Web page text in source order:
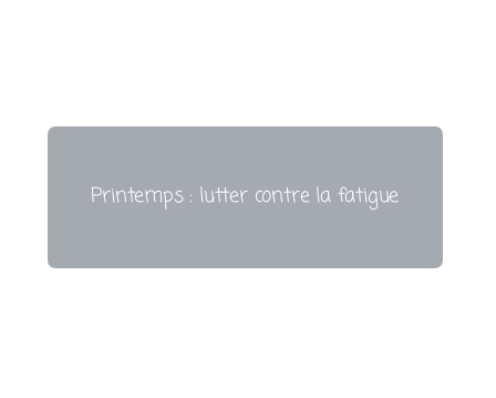
Printemps : lutter contre la fatigue